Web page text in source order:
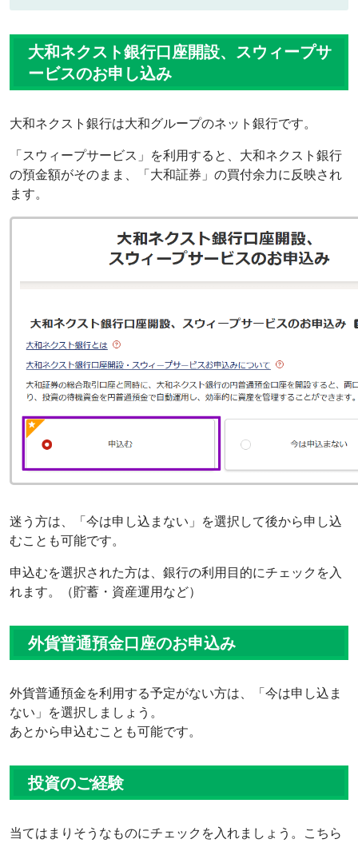
大和ネクスト銀行口座開設、スウィープサ
ービスのお申し込み
大和ネクスト銀行は大和グループのネット銀行です。
「スウィープサービス」を利用すると、大和ネクスト銀行
の預金額がそのまま、「大和証券」の買付余力に反映され
ます。
迷う方は、「今は申し込まない」を選択して後から申し込
むことも可能です。
申込むを選択された方は、銀行の利用目的にチェックを入
れます。（貯蓄・資産運用など）
外貨普通預金口座のお申込み
外貨普通預金を利用する予定がない方は、「今は申し込ま
ない」を選択しましょう。
あとから申込むことも可能です。
投資のご経験
当てはまりそうなものにチェックを入れましょう。こちら